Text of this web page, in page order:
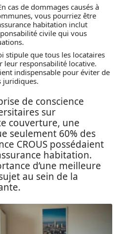
cas de dommages causés à
vous pourriez être
habitation inclut
civile qui vous
stipule que tous les locataires
leur responsabilité locative.
indispensable pour éviter de
juridiques.
de conscience
sur
couverture, une
seulement 60% des
CROUS possédaient
habitation.
d’une meilleure
au sein de la